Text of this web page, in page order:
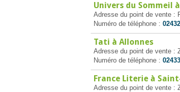
Univers du Sommeil
Adresse du point de vente :
Numéro de téléphone :
Tati à Allonnes
Adresse du point de vente :
Numéro de téléphone :
France Literie à
Adresse du point de vente :